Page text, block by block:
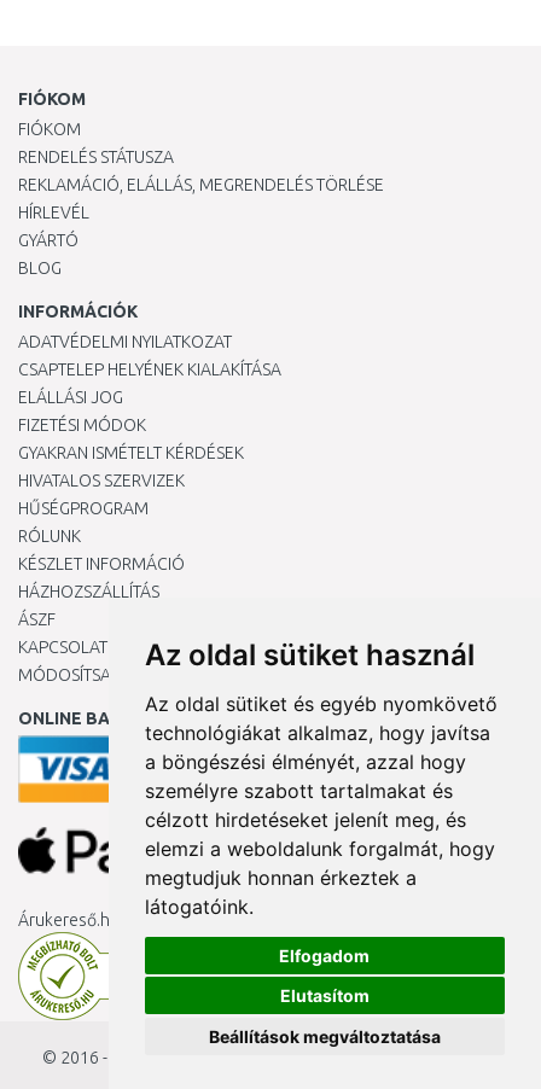
Az oldal sütiket használ
Az oldal sütiket és egyéb nyomkövető
technológiákat alkalmaz, hogy javítsa
a böngészési élményét, azzal hogy
személyre szabott tartalmakat és
célzott hirdetéseket jelenít meg, és
elemzi a weboldalunk forgalmát, hogy
megtudjuk honnan érkeztek a
látogatóink.
Elfogadom
Elutasítom
Beállítások megváltoztatása
FIÓKOM
FIÓKOM
RENDELÉS STÁTUSZA
REKLAMÁCIÓ, ELÁLLÁS, MEGRENDELÉS TÖRLÉSE
HÍRLEVÉL
GYÁRTÓ
BLOG
INFORMÁCIÓK
ADATVÉDELMI NYILATKOZAT
CSAPTELEP HELYÉNEK KIALAKÍTÁSA
ELÁLLÁSI JOG
FIZETÉSI MÓDOK
GYAKRAN ISMÉTELT KÉRDÉSEK
HIVATALOS SZERVIZEK
HŰSÉGPROGRAM
RÓLUNK
KÉSZLET INFORMÁCIÓ
HÁZHOZSZÁLLÍTÁS
ÁSZF
KAPCSOLAT
MÓDOSÍTSA A COOKIE-BEÁLLÍTÁSAIMAT
ONLINE BANKKÁRTYÁVAL
Árukereső.hu
© 2016 - 2026